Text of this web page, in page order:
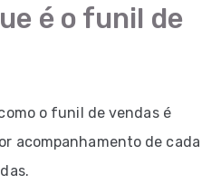
é o funil de
o funil de vendas é
acompanhamento de cada